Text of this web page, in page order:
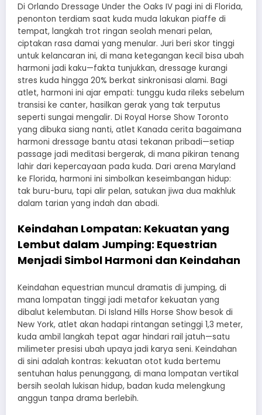
Di Orlando Dressage Under the Oaks IV pagi ini di Florida,
penonton terdiam saat kuda muda lakukan piaffe di
tempat, langkah trot ringan seolah menari pelan,
ciptakan rasa damai yang menular. Juri beri skor tinggi
untuk kelancaran ini, di mana ketegangan kecil bisa ubah
harmoni jadi kaku—fakta tunjukkan, dressage kurangi
stres kuda hingga 20% berkat sinkronisasi alami. Bagi
atlet, harmoni ini ajar empati: tunggu kuda rileks sebelum
transisi ke canter, hasilkan gerak yang tak terputus
seperti sungai mengalir. Di Royal Horse Show Toronto
yang dibuka siang nanti, atlet Kanada cerita bagaimana
harmoni dressage bantu atasi tekanan pribadi—setiap
passage jadi meditasi bergerak, di mana pikiran tenang
lahir dari kepercayaan pada kuda. Dari arena Maryland
ke Florida, harmoni ini simbolkan keseimbangan hidup:
tak buru-buru, tapi alir pelan, satukan jiwa dua makhluk
dalam tarian yang indah dan abadi.
Keindahan Lompatan: Kekuatan yang
Lembut dalam Jumping: Equestrian
Menjadi Simbol Harmoni dan Keindahan
Keindahan equestrian muncul dramatis di jumping, di
mana lompatan tinggi jadi metafor kekuatan yang
dibalut kelembutan. Di Island Hills Horse Show besok di
New York, atlet akan hadapi rintangan setinggi 1,3 meter,
kuda ambil langkah tepat agar hindari rail jatuh—satu
milimeter presisi ubah upaya jadi karya seni. Keindahan
di sini adalah kontras: kekuatan otot kuda bertemu
sentuhan halus penunggang, di mana lompatan vertikal
bersih seolah lukisan hidup, badan kuda melengkung
anggun tanpa drama berlebih.